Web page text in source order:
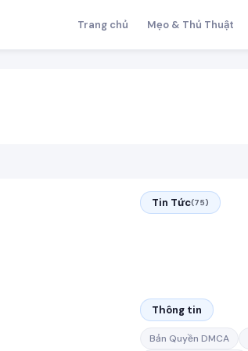
Trang chủ Mẹo & Thủ Thuật
Tin Tức(75)
Thông tin
Bản Quyền DMCA